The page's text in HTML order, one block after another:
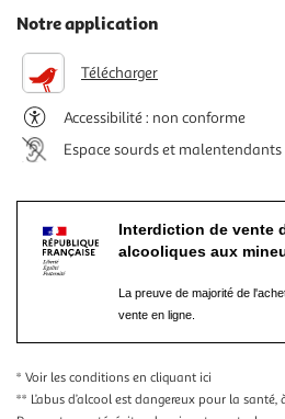
Notre application
Télécharger
Accessibilité : non conforme
Espace sourds et malentendants
Interdiction de vente
alcooliques aux
La preuve de majorité de
vente en ligne.
* Voir les conditions en cliquant ici
** L’abus d’alcool est dangereux pour la